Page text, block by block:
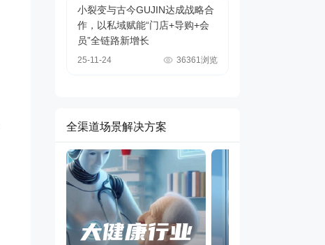
小裂变与古今GUJIN达成战略合
作，以私域赋能“门店+导购+会
员”全链路新增长
25-11-24 36361浏览
全渠道场景解决方案